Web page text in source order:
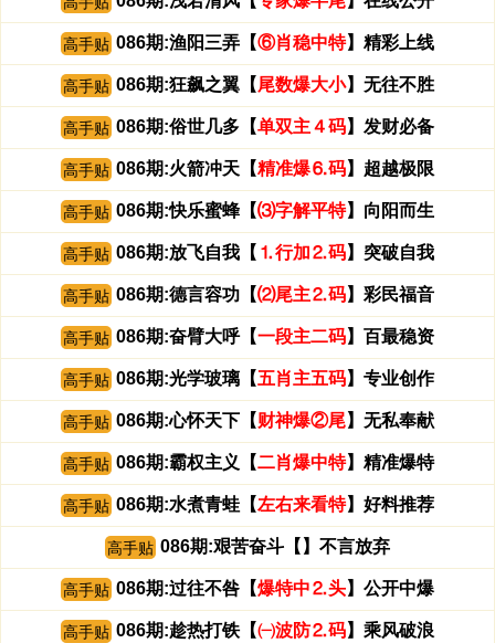
高手贴 086期:渔阳三弄【⑥肖稳中特】精彩上线
高手贴 086期:狂飙之翼【尾数爆大小】无往不胜
高手贴 086期:俗世几多【单双主４码】发财必备
高手贴 086期:火箭冲天【精准爆⒍码】超越极限
高手贴 086期:快乐蜜蜂【⑶字解平特】向阳而生
高手贴 086期:放飞自我【 ⒈行加⒉码】突破自我
高手贴 086期:德言容功【⑵尾主⒉码】彩民福音
高手贴 086期:奋臂大呼【一段主二码】百最稳资
高手贴 086期:光学玻璃【五肖主五码】专业创作
高手贴 086期:心怀天下【财神爆②尾】无私奉献
高手贴 086期:霸权主义【二肖爆中特】精准爆特
高手贴 086期:水煮青蛙【左右来看特】好料推荐
高手贴 086期:艰苦奋斗【 】不言放弃
高手贴 086期:过往不咎【爆特中⒉头】公开中爆
高手贴 086期:趁热打铁【㈠波防⒉码】乘风破浪